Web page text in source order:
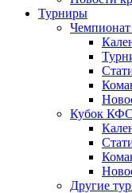
Турниры
Кубок КФС
Другие